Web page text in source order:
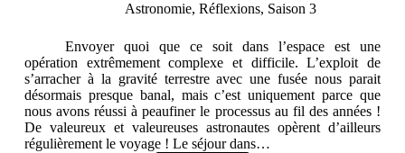
Astronomie, Réflexions, Saison 3
Envoyer quoi que ce soit dans l’espace est une
opération extrêmement complexe et difficile. L’exploit de
s’arracher à la gravité terrestre avec une fusée nous parait
désormais presque banal, mais c’est uniquement parce que
nous avons réussi à peaufiner le processus au fil des années !
De valeureux et valeureuses astronautes opèrent d’ailleurs
régulièrement le voyage ! Le séjour dans…